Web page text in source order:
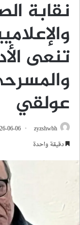
نقابة
تنعى
عولقي
zyzshwbh
06-06
دقيقة واحدة